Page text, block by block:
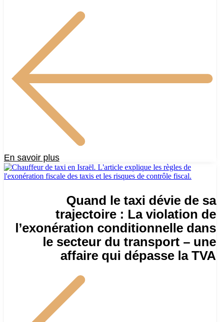
En savoir plus
Quand le taxi dévie de sa
trajectoire : La violation de
l’exonération conditionnelle dans
le secteur du transport – une
affaire qui dépasse la TVA